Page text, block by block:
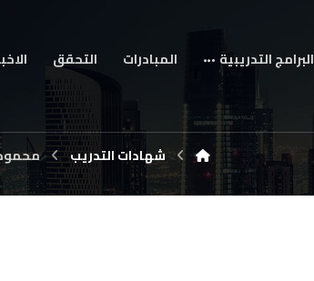
البرامج التدريبية المبادرات التحقق
شهادات التدريب